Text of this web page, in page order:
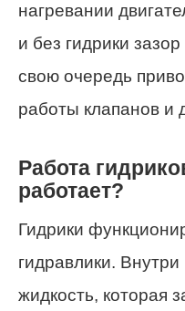
нагревании
и без гидрики
свою очередь
работы клапанов и
Работа
работает?
Гидрики
гидравлики.
жидкость, которая